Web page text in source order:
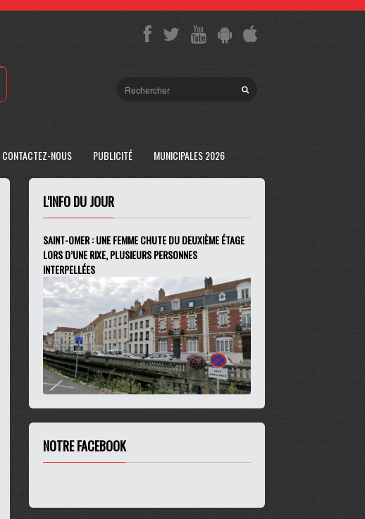
CONTACTEZ-NOUS PUBLICITÉ MUNICIPALES 2026
L'INFO DU JOUR
SAINT-OMER : UNE FEMME CHUTE DU DEUXIÈME ÉTAGE
LORS D’UNE RIXE, PLUSIEURS PERSONNES
INTERPELLÉES
NOTRE FACEBOOK